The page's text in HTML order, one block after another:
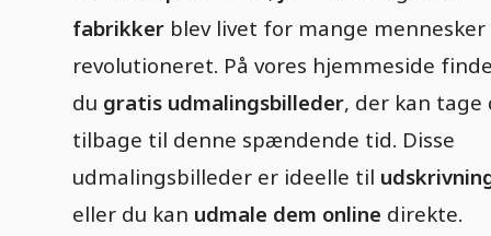
fabrikker blev livet for mange mennesker
revolutioneret. På vores hjemmeside
du gratis udmalingsbilleder, der kan tage
tilbage til denne spændende tid. Disse
udmalingsbilleder er ideelle til
eller du kan udmale dem online direkte.